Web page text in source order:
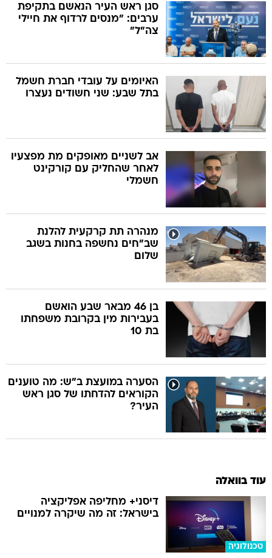
סגן ראש העיר הנאשם בתקיפת
ערבים: "מנסים לרדוף את חיילי
צה"ל"
האיומים על עובדי חברת חשמל
בתל שבע: שני חשודים נעצרו
אב לשניים מאופקים מת מפצעיו
לאחר שהחליק עם קורקינט
חשמלי
מנהרה תת קרקעית להלנת
שב"חים נחשפה בחנות בשגב
שלום
בן 46 מבאר שבע הואשם
בעבירות מין בקרובת משפחתו
בת 10
הסערה במועצת ב"ש: מה טוענים
הקוראים להדחתו של סגן ראש
העיר?
עוד בוואלה
טכנולוגיה
דיסני+ מחליפה אפליקציה
בישראל: זה מה שיקרה למנויים